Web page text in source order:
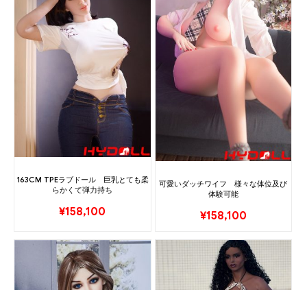
163CM TPEラブドール 巨乳とても柔
らかくて弾力持ち
¥158,100
可愛いダッチワイフ 様々な体位及び
体験可能
¥158,100